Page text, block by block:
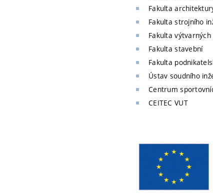
Fakulta
Fakulta strojního
Fakulta výtvarných
Fakulta stavební
Fakulta
Ústav soudního
Centrum
CEITEC VUT